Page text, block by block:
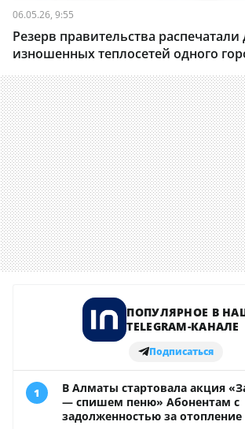
06.05.26, 9:55
Резерв правительства
изношенных теплосетей одного